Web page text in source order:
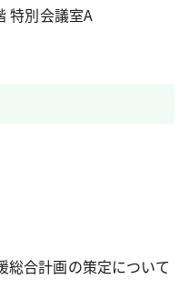
特別会議室A
総合計画の策定について